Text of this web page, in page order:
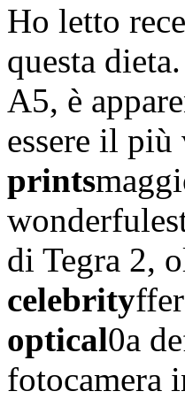
Ho letto
questa
A5, è
essere il
prints
di Tegra 2,
celebrity
optical0a
fotocamera